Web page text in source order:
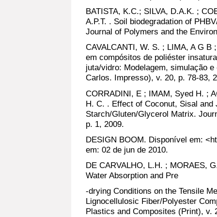
BATISTA, K.C.; SILVA, D.A.K. ;
A.P.T. . Soil biodegradation of
Journal of Polymers and the
CAVALCANTI, W. S. ; LIMA, A G B
em compósitos de poliéster
juta/vidro: Modelagem, simulação
Carlos. Impresso), v. 20, p. 78-83,
CORRADINI, E ; IMAM, Syed H. ;
H. C. . Effect of Coconut, Sisal
Starch/Gluten/Glycerol Matrix.
p. 1, 2009.
DESIGN BOOM. Disponível em:
em: 02 de jun de 2010.
DE CARVALHO, L.H. ; MORAES,
Water Absorption and Pre
-drying Conditions on the Tensile
Lignocellulosic Fiber/Polyester
Plastics and Composites (Print), v.